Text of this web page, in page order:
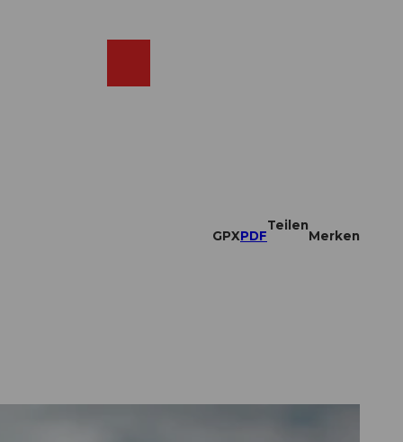
GPXPDF
Teilen
Merken